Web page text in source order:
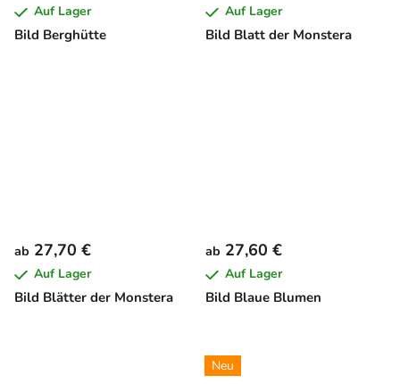
Bild Berghütte
Auf Lager
Bild Blatt der Monstera
Auf Lager
Bild Blätter der Monstera
ab 27,70 €
Auf Lager
Bild Blaue Blumen
ab 27,60 €
Auf Lager
Neu